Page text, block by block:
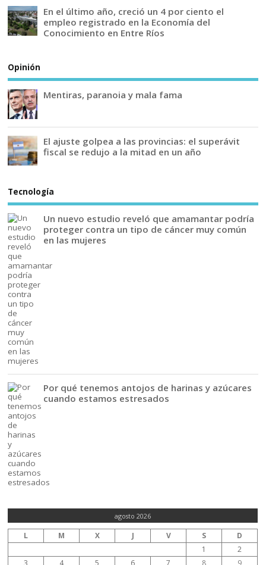
En el último año, creció un 4 por ciento el
empleo registrado en la Economía del
Conocimiento en Entre Ríos
Opinión
Mentiras, paranoia y mala fama
El ajuste golpea a las provincias: el superávit
fiscal se redujo a la mitad en un año
Tecnología
Un nuevo estudio reveló que amamantar podría
proteger contra un tipo de cáncer muy común
en las mujeres
Por qué tenemos antojos de harinas y azúcares
cuando estamos estresados
agosto 2026
L M X J V S
D
1
2
3
4 5 6 7 8 9